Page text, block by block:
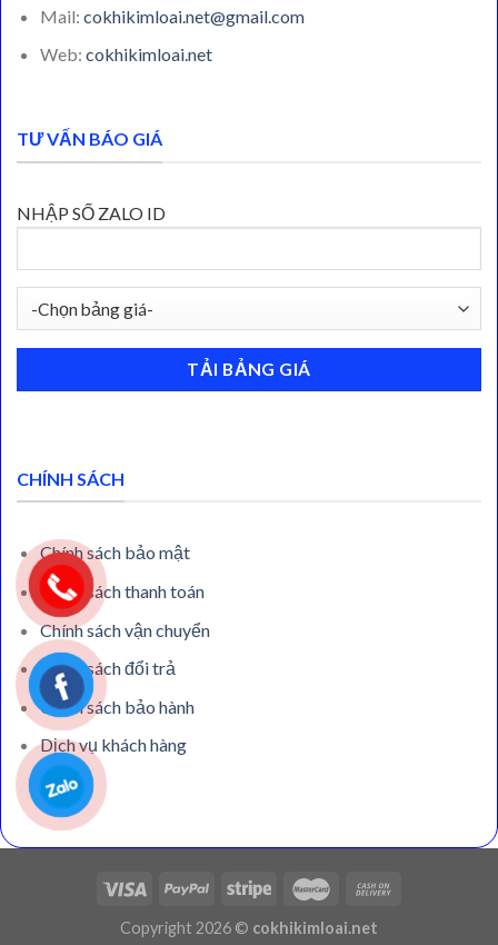
Mail: cokhikimloai.net@gmail.com
Web: cokhikimloai.net
TƯ VẤN BÁO GIÁ
NHẬP SỐ ZALO ID
CHÍNH SÁCH
Chính sách bảo mật
Chính sách thanh toán
Chính sách vận chuyển
Chính sách đổi trả
Chính sách bảo hành
Dịch vụ khách hàng
Copyright 2026 © cokhikimloai.net